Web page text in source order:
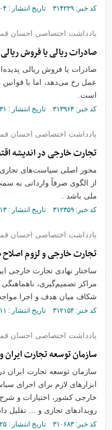
کد خبر: ۳۱۴۲۲۹ تاریخ انتشار : ۱۴۰۵/۰۵/۰۴
یادداشت اختصاصی احسان
صادرات ریالی یا فروش ریالی
صادرات یا فروش ریالی
عمل رخ می‌دهد، اما با
است.
کد خبر: ۳۱۳۹۶۴ تاریخ انتشار : ۱۴۰۵/۰۴/۳۱
یادداشت اختصاصی احسان
تجارت خارجی در اندیشه‌
محور اصلی سیاست‌های
از الگوی صرفاً وارداتی به
ملی باشد .
کد خبر: ۳۱۲۳۵۹ تاریخ انتشار : ۱۴۰۵/۰۴/۱۳
یادداشت اختصاصی احسان
تجارت خارجی و لزوم اصلاح
ساختار نهادی تجارت خارجی
مراکز تصمیم‌گیری،
شکاف میان هدف و اجرا
کد خبر: ۳۱۲۱۵۴ تاریخ انتشار : ۱۴۰۵/۰۴/۱۱
یادداشت اختصاصی احسان
سازمان توسعه تجارت ایران
سازمان توسعه تجارت ایران
ابزارهای لازم برای اجرای
خارجی کشور، اختیارات و
رویدادهای تجاری و ... تقلیل
کد خبر: ۳۱۰۶۸۳ تاریخ انتشار : ۱۴۰۵/۰۳/۲۵